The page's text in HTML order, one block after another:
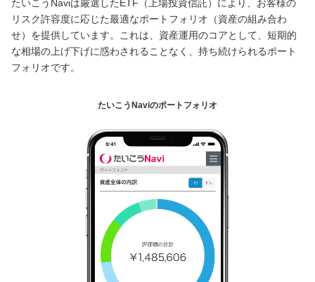
たいこうNaviは厳選したETF（上場投資信託）により、お客様の
リスク許容度に応じた最適なポートフォリオ（資産の組み合わ
せ）を提供しています。これは、資産運用のコアとして、短期的
な相場の上げ下げに惑わされることなく、持ち続けられるポート
フォリオです。
たいこうNaviのポートフォリオ